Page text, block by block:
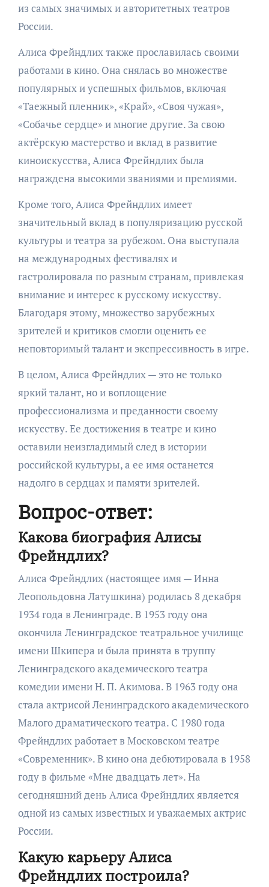
из самых значимых и авторитетных театров
России.
Алиса Фрейндлих также прославилась своими
работами в кино. Она снялась во множестве
популярных и успешных фильмов, включая
«Таежный пленник», «Край», «Своя чужая»,
«Собачье сердце» и многие другие. За свою
актёрскую мастерство и вклад в развитие
киноискусства, Алиса Фрейндлих была
награждена высокими званиями и премиями.
Кроме того, Алиса Фрейндлих имеет
значительный вклад в популяризацию русской
культуры и театра за рубежом. Она выступала
на международных фестивалях и
гастролировала по разным странам, привлекая
внимание и интерес к русскому искусству.
Благодаря этому, множество зарубежных
зрителей и критиков смогли оценить ее
неповторимый талант и экспрессивность в игре.
В целом, Алиса Фрейндлих — это не только
яркий талант, но и воплощение
профессионализма и преданности своему
искусству. Ее достижения в театре и кино
оставили неизгладимый след в истории
российской культуры, а ее имя останется
надолго в сердцах и памяти зрителей.
Вопрос-ответ:
Какова биография Алисы
Фрейндлих?
Алиса Фрейндлих (настоящее имя — Инна
Леопольдовна Латушкина) родилась 8 декабря
1934 года в Ленинграде. В 1953 году она
окончила Ленинградское театральное училище
имени Шкипера и была принята в труппу
Ленинградского академического театра
комедии имени Н. П. Акимова. В 1963 году она
стала актрисой Ленинградского академического
Малого драматического театра. С 1980 года
Фрейндлих работает в Московском театре
«Современник». В кино она дебютировала в 1958
году в фильме «Мне двадцать лет». На
сегодняшний день Алиса Фрейндлих является
одной из самых известных и уважаемых актрис
России.
Какую карьеру Алиса
Фрейндлих построила?